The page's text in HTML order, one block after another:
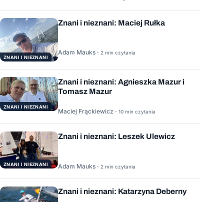
ZNANI I NIEZNANI
Znani i nieznani: Maciej Rułka
Adam Mauks · 2 min czytania
ZNANI I NIEZNANI
Znani i nieznani: Agnieszka Mazur i
Tomasz Mazur
Maciej Frąckiewicz · 10 min czytania
ZNANI I NIEZNANI
Znani i nieznani: Leszek Ulewicz
Adam Mauks · 2 min czytania
Znani i nieznani: Katarzyna Deberny